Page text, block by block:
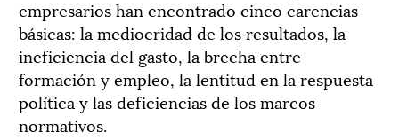
empresarios han encontrado cinco carencias
básicas: la mediocridad de los resultados, la
ineficiencia del gasto, la brecha entre
formación y empleo, la lentitud en la respuesta
política y las deficiencias de los marcos
normativos.